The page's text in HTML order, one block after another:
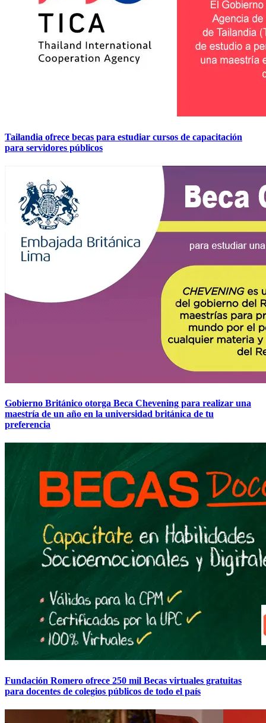
Tailandia ofrece becas para estudiar cursos de capacitación
para servidores públicos
Gobierno Británico otorga Beca Chevening para realizar una
maestría de un año en la universidad británica de tu
preferencia
Fundación Romero ofrece 250 mil Becas virtuales gratuitas
para docentes de colegios públicos de todo el país